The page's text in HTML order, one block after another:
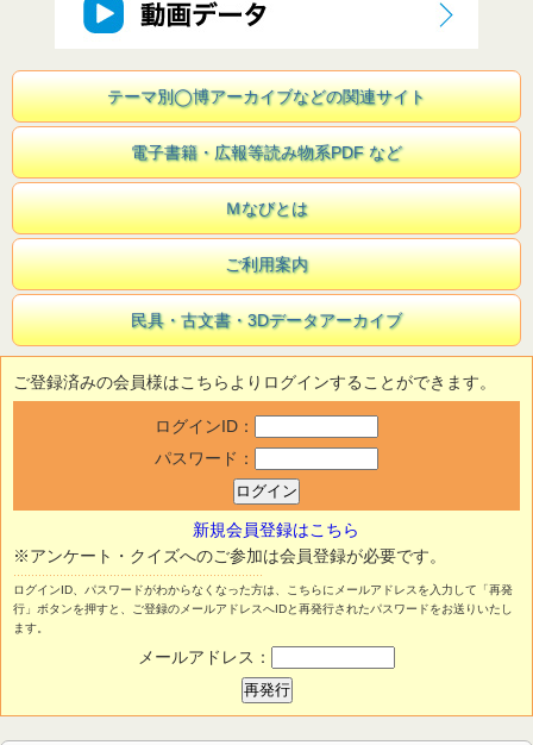
テーマ別◯博アーカイブなどの関連サイト
電子書籍・広報等読み物系PDF など
Ｍなびとは
ご利用案内
民具・古文書・3Dデータアーカイブ
ご登録済みの会員様はこちらよりログインすることができます。
ログインID：
パスワード：
新規会員登録はこちら
※アンケート・クイズへのご参加は会員登録が必要です。
ログインID、パスワードがわからなくなった方は、こちらにメールアドレスを入力して「再発
行」ボタンを押すと、ご登録のメールアドレスへIDと再発行されたパスワードをお送りいたし
ます。
メールアドレス：